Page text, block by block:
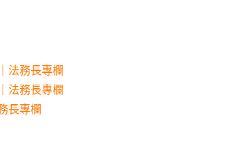
法務長專欄
法務長專欄
長專欄